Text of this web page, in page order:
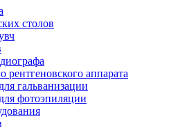
столов
рентгеновского аппарата
гальванизации
фотоэпиляции